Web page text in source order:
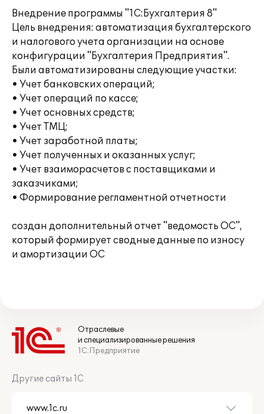
Внедрение программы "1С:Бухгалтерия 8"
Цель внедрения: автоматизация бухгалтерского
и налогового учета организации на основе
конфигурации "Бухгалтерия Предприятия".
Были автоматизированы следующие участки:
• Учет банковских операций;
• Учет операций по кассе;
• Учет основных средств;
• Учет ТМЦ;
• Учет заработной платы;
• Учет полученных и оказанных услуг;
• Учет взаиморасчетов с поставщиками и
заказчиками;
• Формирование регламентной отчетности
создан дополнительный отчет "ведомость ОС",
который формирует сводные данные по износу
и амортизации ОС
Отраслевые
и специализированные решения
1С:Предприятие
Другие сайты 1С